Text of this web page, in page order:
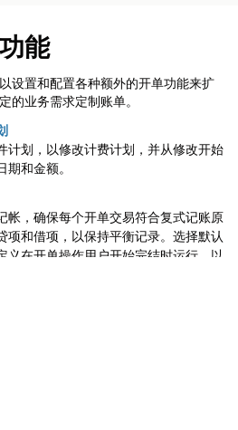
能
设置和配置各种额外的开单功能来扩
的业务需求定制账单。
计划，以修改计费计划，并从修改开始
和金额。
帐，确保每个开单交易符合复式记账原
项和借项，以保持平衡记录。选择默认
义在开单操作用户开始完结时运行，以
客户报表
PDF 文档。